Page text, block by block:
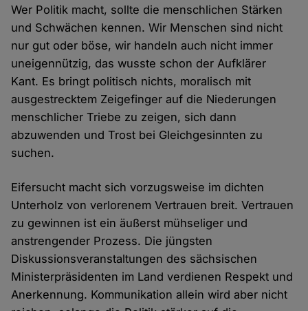
Wer Politik macht, sollte die menschlichen Stärken
und Schwächen kennen. Wir Menschen sind nicht
nur gut oder böse, wir handeln auch nicht immer
uneigennützig, das wusste schon der Aufklärer
Kant. Es bringt politisch nichts, moralisch mit
ausgestrecktem Zeigefinger auf die Niederungen
menschlicher Triebe zu zeigen, sich dann
abzuwenden und Trost bei Gleichgesinnten zu
suchen.
Eifersucht macht sich vorzugsweise im dichten
Unterholz von verlorenem Vertrauen breit. Vertrauen
zu gewinnen ist ein äußerst mühseliger und
anstrengender Prozess. Die jüngsten
Diskussionsveranstaltungen des sächsischen
Ministerpräsidenten im Land verdienen Respekt und
Anerkennung. Kommunikation allein wird aber nicht